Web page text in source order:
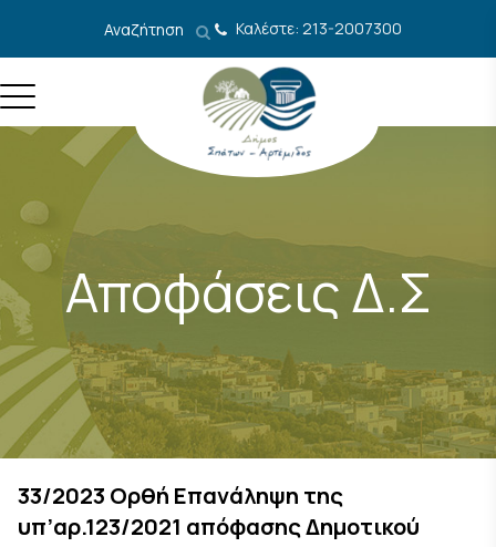
Αναζήτηση Καλέστε: 213-2007300
Αποφάσεις Δ.Σ
33/2023 Ορθή Επανάληψη της
υπ’αρ.123/2021 απόφασης Δημοτικού